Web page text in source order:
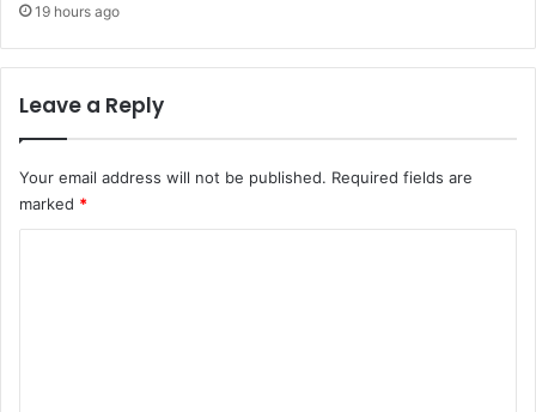
19 hours ago
Leave a Reply
Your email address will not be published. Required fields are
marked *